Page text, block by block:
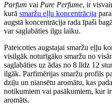
Parfum vai Pure Perfume, ir
kurā smaržu eļļu koncentrācija
augstā koncentrācija rada īpaši
var saglabāties ilgu laiku.
Pateicoties augstajai smaržu eļļu
visilgāk noturīgāko smaržu no
saglabāties uz ādas no 8 līdz 12
ilgāk. Parfimērijas smaržu profils
dziļu un niansētu aromātu, kas
notikumiem vai pasākumiem, kur
aromāts.